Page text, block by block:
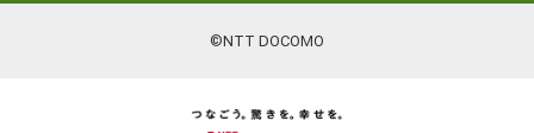
©NTT DOCOMO